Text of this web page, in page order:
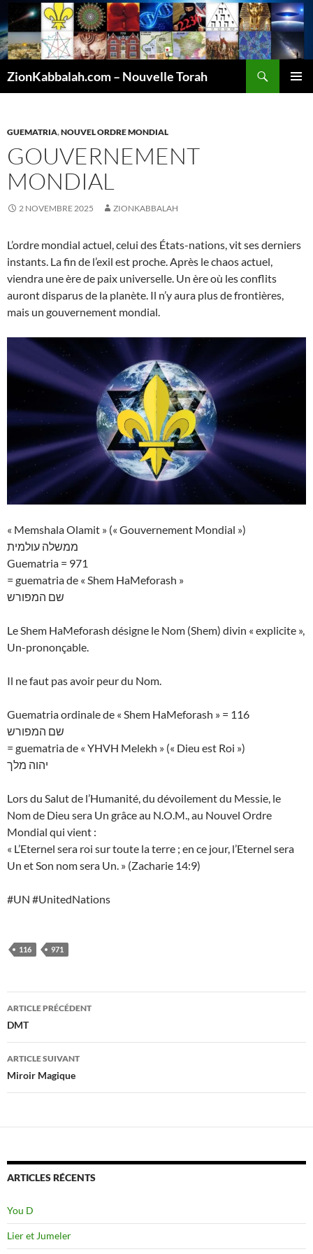
ZionKabbalah.com – Nouvelle Torah
GUEMATRIA,NOUVEL ORDRE MONDIAL
GOUVERNEMENT
MONDIAL
2 NOVEMBRE 2025 ZIONKABBALAH
L’ordre mondial actuel, celui des États-nations, vit ses derniers
instants. La fin de l’exil est proche. Après le chaos actuel,
viendra une ère de paix universelle. Un ère où les conflits
auront disparus de la planète. Il n’y aura plus de frontières,
mais un gouvernement mondial.
« Memshala Olamit » (« Gouvernement Mondial »)
ממשלה עולמית
Guematria = 971
= guematria de « Shem HaMeforash »
שם המפורש
Le Shem HaMeforash désigne le Nom (Shem) divin « explicite »,
Un-prononçable.
Il ne faut pas avoir peur du Nom.
Guematria ordinale de « Shem HaMeforash » = 116
שם המפורש
= guematria de « YHVH Melekh » (« Dieu est Roi »)
יהוה מלך
Lors du Salut de l’Humanité, du dévoilement du Messie, le
Nom de Dieu sera Un grâce au N.O.M., au Nouvel Ordre
Mondial qui vient :
« L’Eternel sera roi sur toute la terre ; en ce jour, l’Eternel sera
Un et Son nom sera Un. » (Zacharie 14:9)
#UN #UnitedNations
116 971
Navigation
des
articles
ARTICLE PRÉCÉDENT
DMT
ARTICLE SUIVANT
Miroir Magique
ARTICLES RÉCENTS
You D
Lier et Jumeler